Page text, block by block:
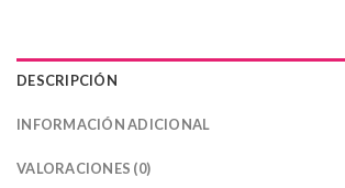
DESCRIPCIÓN
INFORMACIÓN ADICIONAL
VALORACIONES (0)